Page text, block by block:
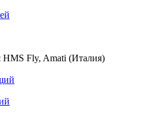
HMS Fly, Amati (Италия)